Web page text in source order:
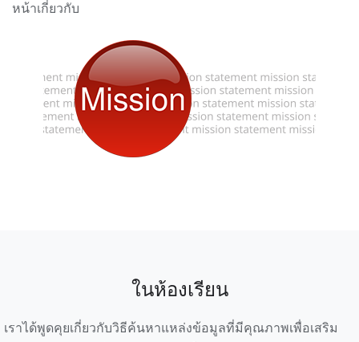
หน้าเกี่ยวกับ
ในห้องเรียน
เราได้พูดคุยเกี่ยวกับวิธีค้นหาแหล่งข้อมูลที่มีคุณภาพเพื่อเสริม